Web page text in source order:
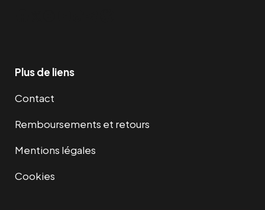
Plus de liens
Contact
Remboursements et retours
Mentions légales
Cookies